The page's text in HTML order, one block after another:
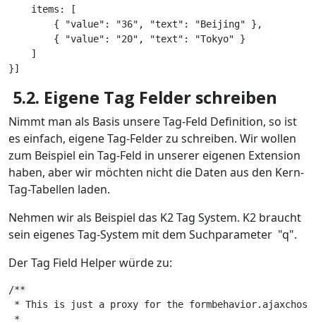
    items: [
        { "value": "36", "text": "Beijing" },
        { "value": "20", "text": "Tokyo" }
    ]
}]
5.2. Eigene Tag Felder schreiben
Nimmt man als Basis unsere Tag-Feld Definition, so ist
es einfach, eigene Tag-Felder zu schreiben. Wir wollen
zum Beispiel ein Tag-Feld in unserer eigenen Extension
haben, aber wir möchten nicht die Daten aus den Kern-
Tag-Tabellen laden.
Nehmen wir als Beispiel das K2 Tag System. K2 braucht
sein eigenes Tag-System mit dem Suchparameter "q".
Der Tag Field Helper würde zu:
/**
* This is just a proxy for the formbehavior.ajaxchosen
*